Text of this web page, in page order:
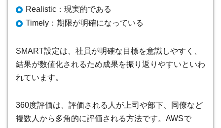
Realistic：現実的である
Timely：期限が明確になっている
SMART設定は、社員が明確な目標を意識しやすく、
結果が数値化されるため成果を振り返りやすいといわ
れています。
360度評価は、評価される人が上司や部下、同僚など
複数人から多角的に評価される方法です。AWSで